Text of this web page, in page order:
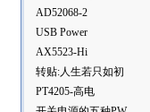
AD52068-2
USB Power
AX5523-Hi
转贴:人生若只如初
PT4205-高电